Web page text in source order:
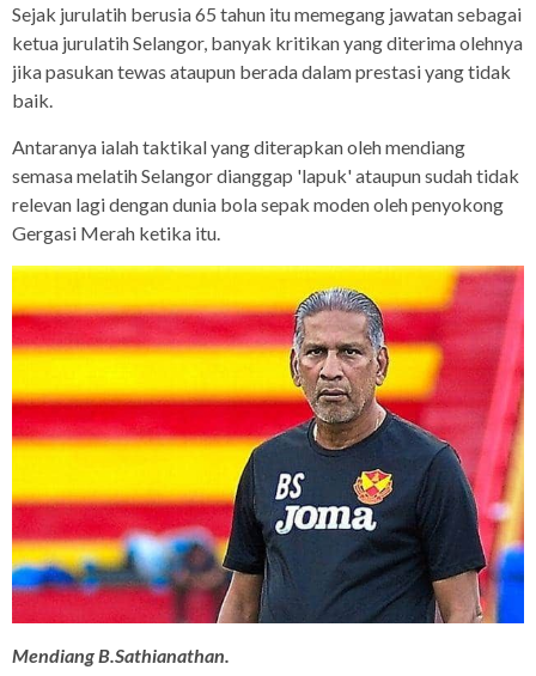
Sejak jurulatih berusia 65 tahun itu memegang jawatan sebagai
ketua jurulatih Selangor, banyak kritikan yang diterima olehnya
jika pasukan tewas ataupun berada dalam prestasi yang tidak
baik.
Antaranya ialah taktikal yang diterapkan oleh mendiang
semasa melatih Selangor dianggap 'lapuk' ataupun sudah tidak
relevan lagi dengan dunia bola sepak moden oleh penyokong
Gergasi Merah ketika itu.
Mendiang B.Sathianathan.